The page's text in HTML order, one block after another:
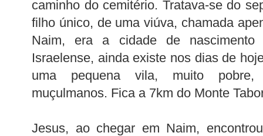
caminho do cemitério. Tratava-se do
filho único, de uma viúva, chamada
Naim, era a cidade de
Israelense, ainda existe nos dias de
uma pequena vila, muito pobre,
muçulmanos. Fica a 7km do Monte
Jesus, ao chegar em Naim,